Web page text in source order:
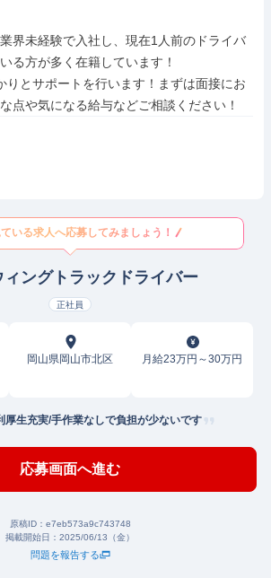
界未経験で入社し、現在1人前のドライバ
る方が多く在籍しています！
りとサポートを行います！まずは面接にお
点や気になる給与などご相談ください！
いる求人へ応募してみましょう！
ィングトラックドライバー
正社員
岡山県岡山市北区 月給23万円～30万円
厚生充実/手作業なしで負担が少ないです
応募画面へ進む
原稿ID： e7eb573a9c743748
掲載開始日： 2025/06/13（金）
問題を報告する